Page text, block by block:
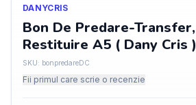
DANYCRIS
Bon De Predare-Transfer,
Restituire A5 ( Dany Cris )
SKU: bonpredareDC
Fii primul care scrie o recenzie